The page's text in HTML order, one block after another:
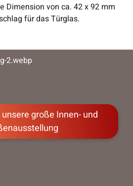
Dimension von ca. 42 x 92 mm
für das Türglas.
große Innen- und